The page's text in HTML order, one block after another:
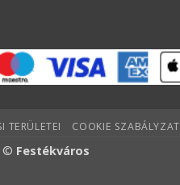
TERÜLETEI COOKIE SZABÁLYZAT
© Festékváros